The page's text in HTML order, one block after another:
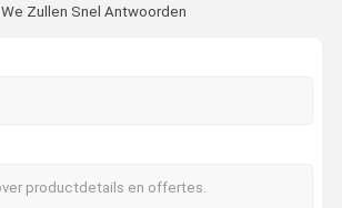
We Zullen Snel Antwoorden